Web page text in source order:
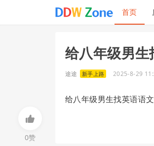
首页
0赞
给八年级男
途途 新手上路 2025-8-29
给八年级男生找英语语